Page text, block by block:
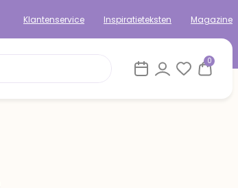
Klantenservice Inspiratieteksten Magazine
0